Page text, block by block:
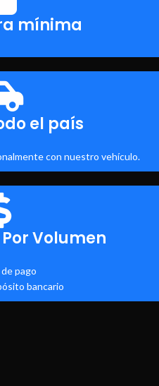
mínima
el país
con nuestro vehículo.
Volumen
pago
bancario